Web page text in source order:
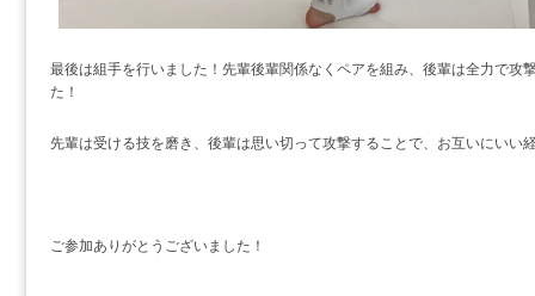
最後は組手を行いました！先輩後輩関係なくペアを組み、後輩は全力で攻
た！
先輩は受ける技を磨き、後輩は思い切って攻撃することで、お互いにいい
ご参加ありがとうございました！